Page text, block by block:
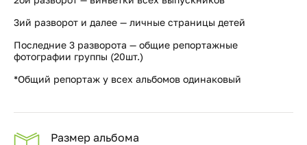
3ий разворот и далее — личные страницы детей
Последние 3 разворота — общие репортажные
фотографии группы (20шт.)
*Общий репортаж у всех альбомов одинаковый
Размер альбома